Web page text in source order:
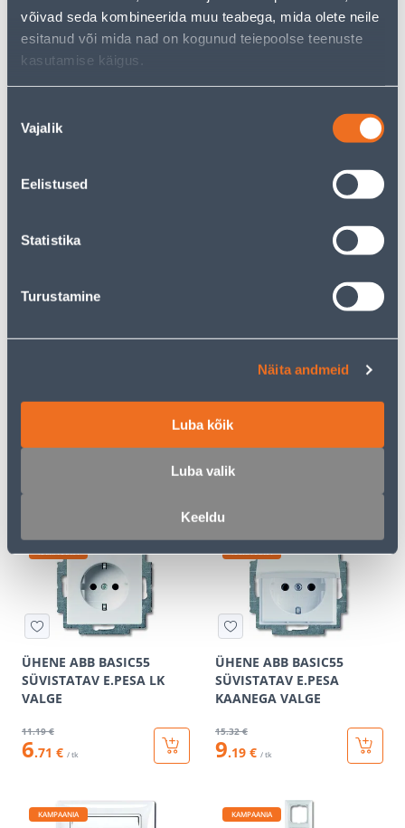
võivad seda kombineerida muu teabega, mida olete neile
esitanud või mida nad on kogunud teiepoolse teenuste
kasutamise käigus.
valik
Vajalik
Eelistused
Statistika
Turustamine
Näita andmeid
Luba kõik
Luba valik
Keeldu
/ tk
KAMPAANIA
S.1 KREEM
5.59 € / tk
BASIC55 RIST VALGE
9
LÜLITI KAHENE ABB
BASIC55 VEKSEL VALGE
31.32 €
18
KAMPAANIA
ÜHENE ABB BASIC55
SÜVISTATAV E.PESA LK
VALGE
11.19 €
6.71 € / tk
KAMPAANIA
ÜHENE ABB BASIC55
SÜVISTATAV E.PESA
KAANEGA VALGE
15.32 €
9.19 € / tk
KAMPAANIA KAMPAANIA